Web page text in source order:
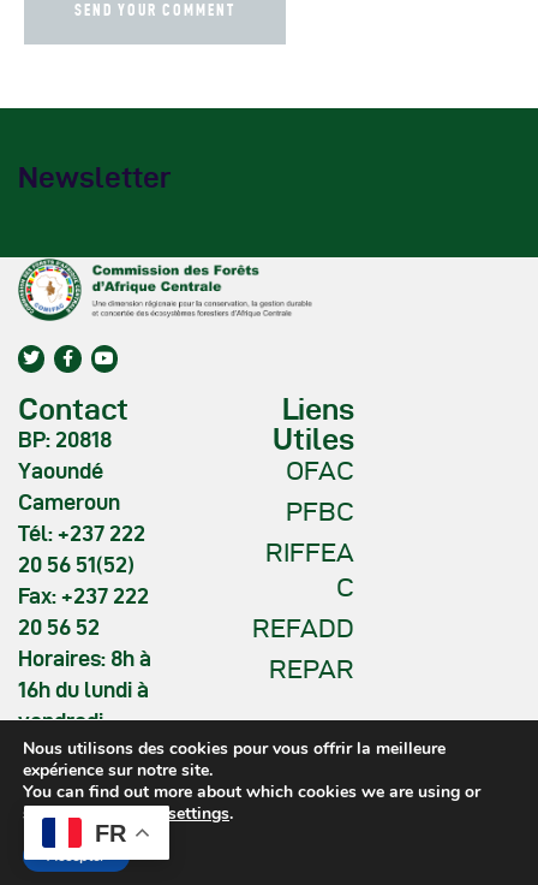
Newsletter
Contact
BP: 20818
Yaoundé
Cameroun
Tél: +237 222
20 56 51(52)
Fax: +237 222
20 56 52
Horaires: 8h à
16h du lundi à
vendredi
Liens
Utiles
OFAC
PFBC
RIFFEA
C
REFADD
REPAR
COMIFAC © 2026. All Rights
FR
Nous utilisons des cookies pour vous offrir la meilleure
expérience sur notre site.
You can find out more about which cookies we are using or
switch them off insettings.
Accepter